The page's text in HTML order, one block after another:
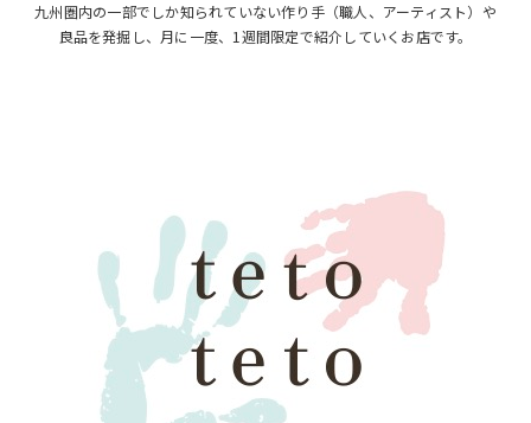
九州圏内の一部でしか知られていない作り手（職人、アーティスト）や
良品を発掘し、月に一度、1週間限定で紹介していくお店です。